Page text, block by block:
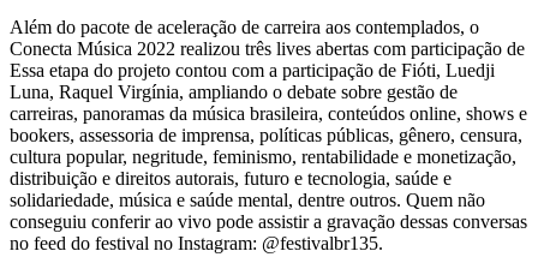
Além do pacote de aceleração de carreira aos contemplados, o
Conecta Música 2022 realizou três lives abertas com participação de
Essa etapa do projeto contou com a participação de Fióti, Luedji
Luna, Raquel Virgínia, ampliando o debate sobre gestão de
carreiras, panoramas da música brasileira, conteúdos online, shows e
bookers, assessoria de imprensa, políticas públicas, gênero, censura,
cultura popular, negritude, feminismo, rentabilidade e monetização,
distribuição e direitos autorais, futuro e tecnologia, saúde e
solidariedade, música e saúde mental, dentre outros. Quem não
conseguiu conferir ao vivo pode assistir a gravação dessas conversas
no feed do festival no Instagram: @festivalbr135.